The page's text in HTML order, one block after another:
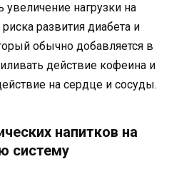
нагрузки на
развития диабета и
обычно добавляется в
действие кофеина и
на сердце и сосуды.
напитков на
систему